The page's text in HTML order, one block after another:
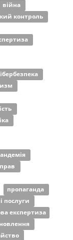
війна
контроль
пропаганда
послуги
експертиза